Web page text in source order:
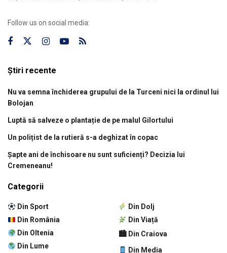
Follow us on social media:
Știri recente
Nu va semna închiderea grupului de la Turceni nici la ordinul lui
Bolojan
Luptă să salveze o plantație de pe malul Gilortului
Un polițist de la rutieră s-a deghizat în copac
Șapte ani de închisoare nu sunt suficienți? Decizia lui
Cremeneanu!
Categorii
Din Sport
Din România
Din Oltenia
Din Lume
Din Dolj
Din Viață
🏙 Din Craiova
Din Media